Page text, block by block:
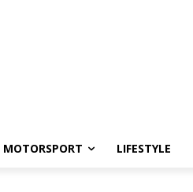
MOTORSPORT LIFESTYLE